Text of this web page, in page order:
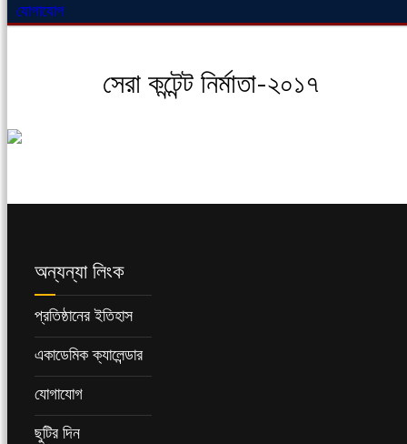
যোগাযোগ
সেরা কন্টেন্ট নির্মাতা-২০১৭
অন্যন্যা লিংক
প্রতিষ্ঠানের ইতিহাস
একাডেমিক ক্যালেন্ডার
যোগাযোগ
ছুটির দিন